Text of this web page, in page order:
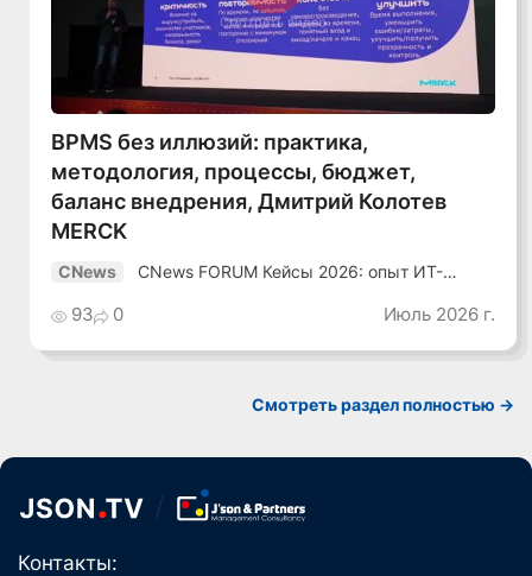
Смотреть видео
BPMS без иллюзий: практика,
методология, процессы, бюджет,
баланс внедрения, Дмитрий Колотев
MERCK
CNews
CNews FORUM Кейсы 2026: опыт ИТ-
93 0 Июль 2026 г.
Смотреть раздел полностью ->
Контакты: